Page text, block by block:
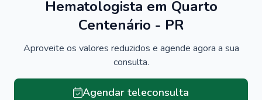
Hematologista em Quarto
Centenário - PR
Aproveite os valores reduzidos e agende agora a sua
consulta.
Agendar teleconsulta